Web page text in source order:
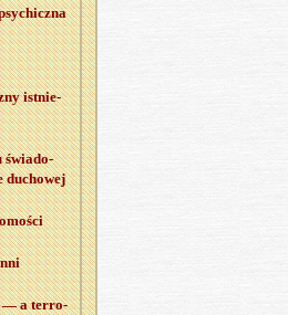
ist­nie­
świa­do­
du­cho­wej
— a ter­ro­